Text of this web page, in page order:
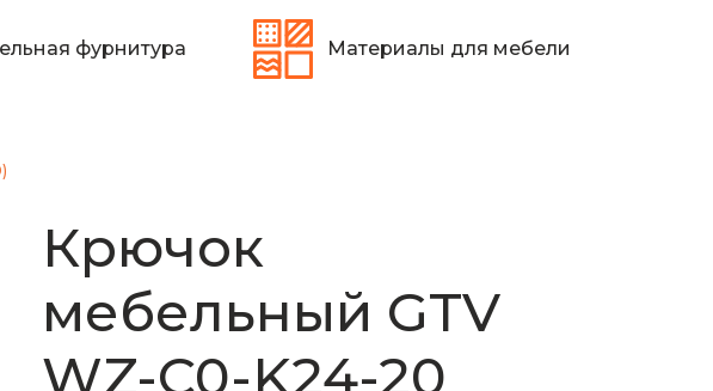
фурнитура Материалы для мебели
Крючок
мебельный GTV
WZ-C0-K24-20